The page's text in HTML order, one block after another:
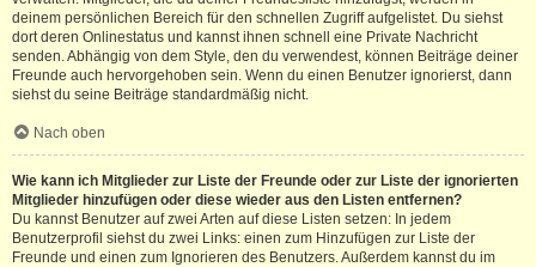
deinem persönlichen Bereich für den schnellen Zugriff aufgelistet. Du siehst
dort deren Onlinestatus und kannst ihnen schnell eine Private Nachricht
senden. Abhängig von dem Style, den du verwendest, können Beiträge deiner
Freunde auch hervorgehoben sein. Wenn du einen Benutzer ignorierst, dann
siehst du seine Beiträge standardmäßig nicht.
Nach oben
Wie kann ich Mitglieder zur Liste der Freunde oder zur Liste der ignorierten
Mitglieder hinzufügen oder diese wieder aus den Listen entfernen?
Du kannst Benutzer auf zwei Arten auf diese Listen setzen: In jedem
Benutzerprofil siehst du zwei Links: einen zum Hinzufügen zur Liste der
Freunde und einen zum Ignorieren des Benutzers. Außerdem kannst du im